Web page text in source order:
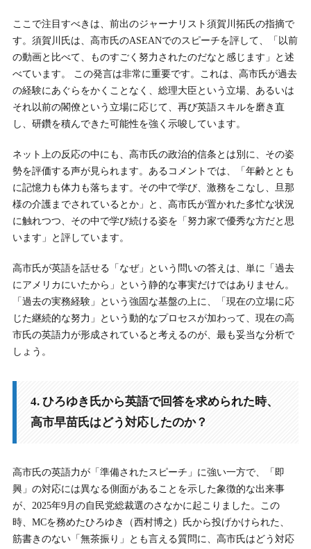
ここで注目すべきは、前出のジャーナリスト須賀川拓氏の指摘で
す。須賀川氏は、高市氏のASEANでのスピーチを評して、「以前
の動画と比べて、ものすごく努力されたのだなと感じます」と述
べています。 この発言は非常に重要です。これは、高市氏が過去
の経験にあぐらをかくことなく、総理大臣という立場、あるいは
それ以前の閣僚という立場に応じて、再び英語スキルを磨き直
し、研鑽を積んできた可能性を強く示唆しています。
ネット上の反応の中にも、高市氏の政治的信条とは別に、その姿
勢を評価する声が見られます。あるコメントでは、「年齢ととも
に記憶力も体力も落ちます。その中で学び、激務をこなし、旦那
様の介護までされているとか」と、高市氏が置かれた多忙な状況
に触れつつ、その中で学び続ける姿を「努力家で優秀な方だと思
います」と評しています。
高市氏が英語を話せる「なぜ」という問いの答えは、単に「過去
にアメリカにいたから」という静的な事実だけではありません。
「過去の実務経験」という強固な基盤の上に、「現在の立場に応
じた継続的な努力」という動的なプロセスが加わって、現在の高
市氏の英語力が形成されていると考えるのが、最も妥当な分析で
しょう。
4. ひろゆき氏から英語で回答を求められた時、
高市早苗氏はどう対応したのか？
高市氏の英語力が「準備されたスピーチ」に強い一方で、「即
興」の対応には異なる側面があることを示した象徴的な出来事
が、2025年9月の自民党総裁選のさなかに起こりました。この
時、MCを務めたひろゆき（西村博之）氏から投げかけられた、
筋書きのない「無茶振り」とも言える質問に、高市氏はどう対応